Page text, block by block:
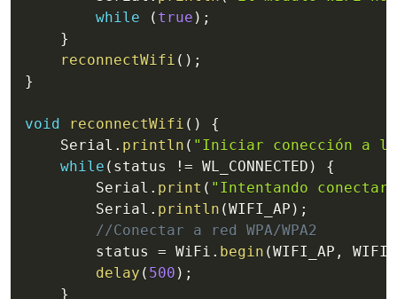
while
( true ) ;
}
reconnectWifi ( ) ;
}
void reconnectWifi ( )
{
    Serial
. println ( "Iniciar conección a
while ( status != WL_CONNECTED )
{
        Serial
. print ( "Intentando
        Serial
. println (WIFI_AP ) ;
//Conectar a red WPA/WPA2
        status
= WiFi . begin (WIFI_AP ,
delay ( 500 ) ;
}